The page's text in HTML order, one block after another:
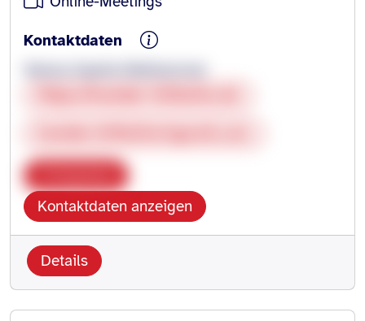
Kontaktdaten
Kontaktdaten anzeigen
Details